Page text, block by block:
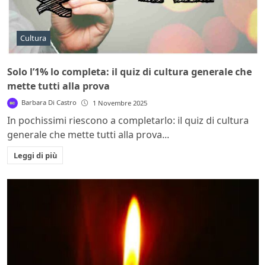
Cultura
Solo l’1% lo completa: il quiz di cultura generale che
mette tutti alla prova
Barbara Di Castro 1 Novembre 2025
In pochissimi riescono a completarlo: il quiz di cultura
generale che mette tutti alla prova...
Leggi di più